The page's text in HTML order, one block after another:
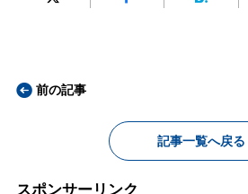
前の記事
記事一覧へ戻る
スポンサーリンク